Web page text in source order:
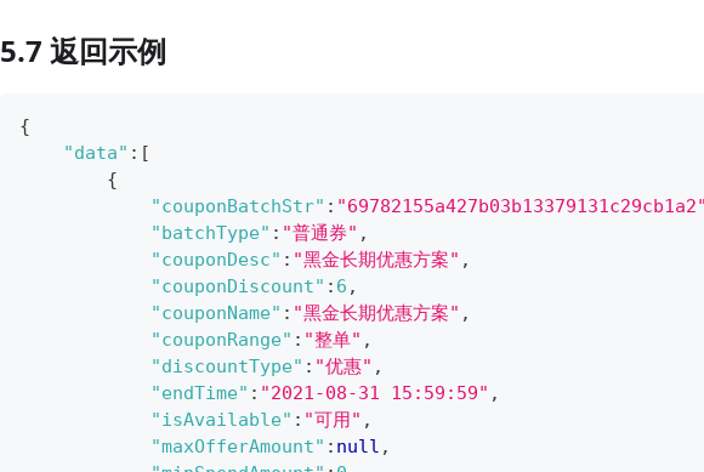
5.7 返回示例
{
"data" : [
{
"couponBatchStr" :
"batchType" : "普通券" ,
"couponDesc" : "黑金长期优惠方案" ,
"couponDiscount" : 6 ,
"couponName" : "黑金长期优惠方案" ,
"couponRange" : "整单" ,
"discountType" : "优惠" ,
"endTime" : "2021-08-31 15:59:59" ,
"isAvailable" : "可用" ,
"maxOfferAmount" : null ,